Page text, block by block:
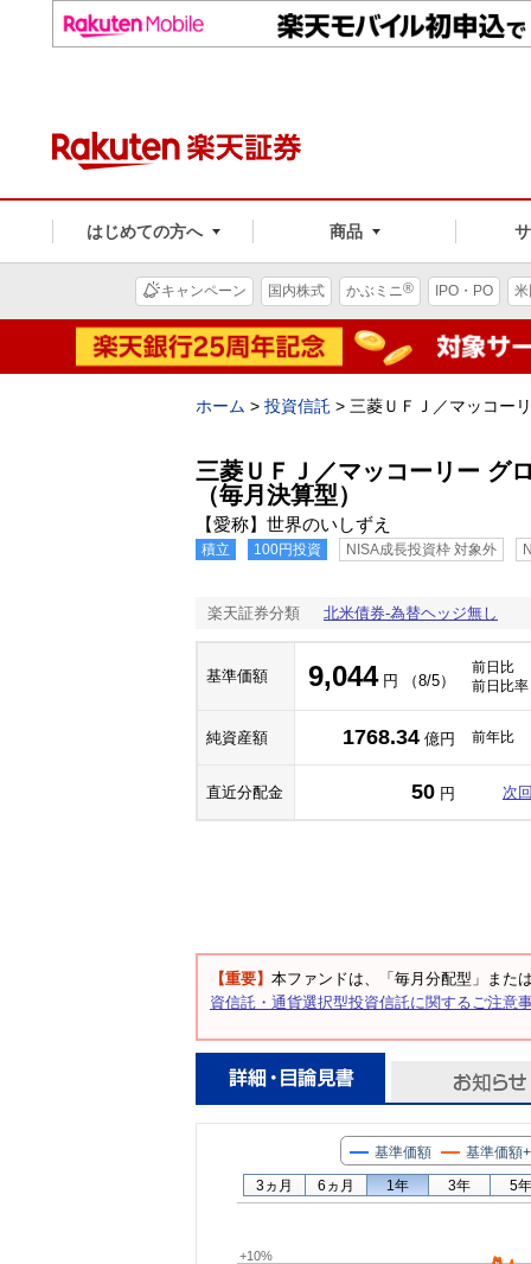
はじめての方へ 商品
キャンペーン 国内株式 かぶミニ® IPO・PO
ホーム > 投資信託 > 三菱ＵＦＪ／マッコー
三菱ＵＦＪ／マッコーリー グ
（毎月決算型）
【愛称】世界のいしずえ
積立 100円投資 NISA成長投資枠 対象外
楽天証券分類 北米債券-為替ヘッジ無し
基準価額 9,044円 （8/5）
前日比
前日比率
純資産額 1768.34 億円 前年比
直近分配金 50 円 次
【重要】 本ファンドは、「毎月分配型」また
資信託・通貨選択型投資信託に関するご注意
基準価額 基準価額
+10%
3ヵ月 6ヵ月 1年 3年 5年